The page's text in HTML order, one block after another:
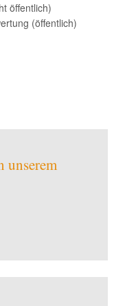
öffentlich)
(öffentlich)
unserem